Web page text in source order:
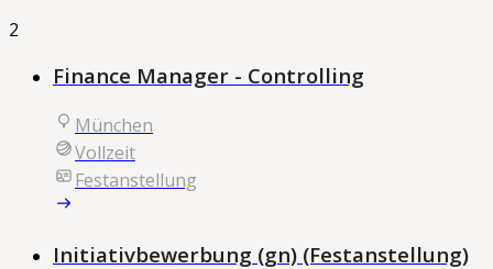
2
Finance Manager - Controlling
München
Vollzeit
Festanstellung
Initiativbewerbung (gn) (Festanstellung)